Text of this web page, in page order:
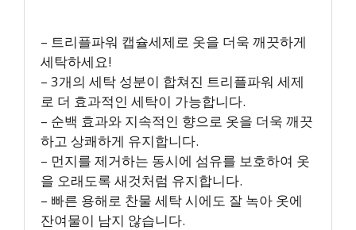
– 트리플파워 캡슐세제로 옷을 더욱 깨끗하게
세탁하세요!
– 3개의 세탁 성분이 합쳐진 트리플파워 세제
로 더 효과적인 세탁이 가능합니다.
– 순백 효과와 지속적인 향으로 옷을 더욱 깨끗
하고 상쾌하게 유지합니다.
– 먼지를 제거하는 동시에 섬유를 보호하여 옷
을 오래도록 새것처럼 유지합니다.
– 빠른 용해로 찬물 세탁 시에도 잘 녹아 옷에
잔여물이 남지 않습니다.